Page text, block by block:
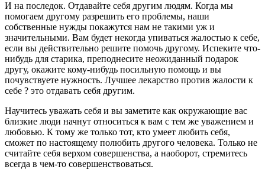
И на последок. Отдавайте себя другим людям. Когда мы
помогаем другому разрешить его проблемы, наши
собственные нужды покажутся нам не такими уж и
значительными. Вам будет некогда упиваться жалостью к себе,
если вы действительно решите помочь другому. Испеките что-
нибудь для старика, преподнесите неожиданный подарок
другу, окажите кому-нибудь посильную помощь и вы
почувствуете нужность. Лучшее лекарство против жалости к
себе ? это отдавать себя другим.
Научитесь уважать себя и вы заметите как окружающие вас
близкие люди начнут относиться к вам с тем же уважением и
любовью. К тому же только тот, кто умеет любить себя,
сможет по настоящему полюбить другого человека. Только не
считайте себя верхом совершенства, а наоборот, стремитесь
всегда в чем-то совершенствоваться.